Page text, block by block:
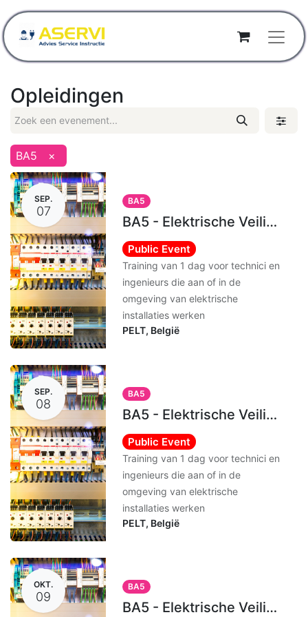
Opleidingen
BA5 ×
SEP.
07
BA5
BA5 - Elektrische Veiligheid Bevoegd Persoon
Public Event
Training van 1 dag voor technici en
ingenieurs die aan of in de
omgeving van elektrische
installaties werken
PELT, België
SEP.
08
BA5
BA5 - Elektrische Veiligheid Bevoegd Persoon [ENGELS]
Public Event
Training van 1 dag voor technici en
ingenieurs die aan of in de
omgeving van elektrische
installaties werken
PELT, België
OKT.
09
BA5
BA5 - Elektrische Veiligheid Bevoegd Persoon